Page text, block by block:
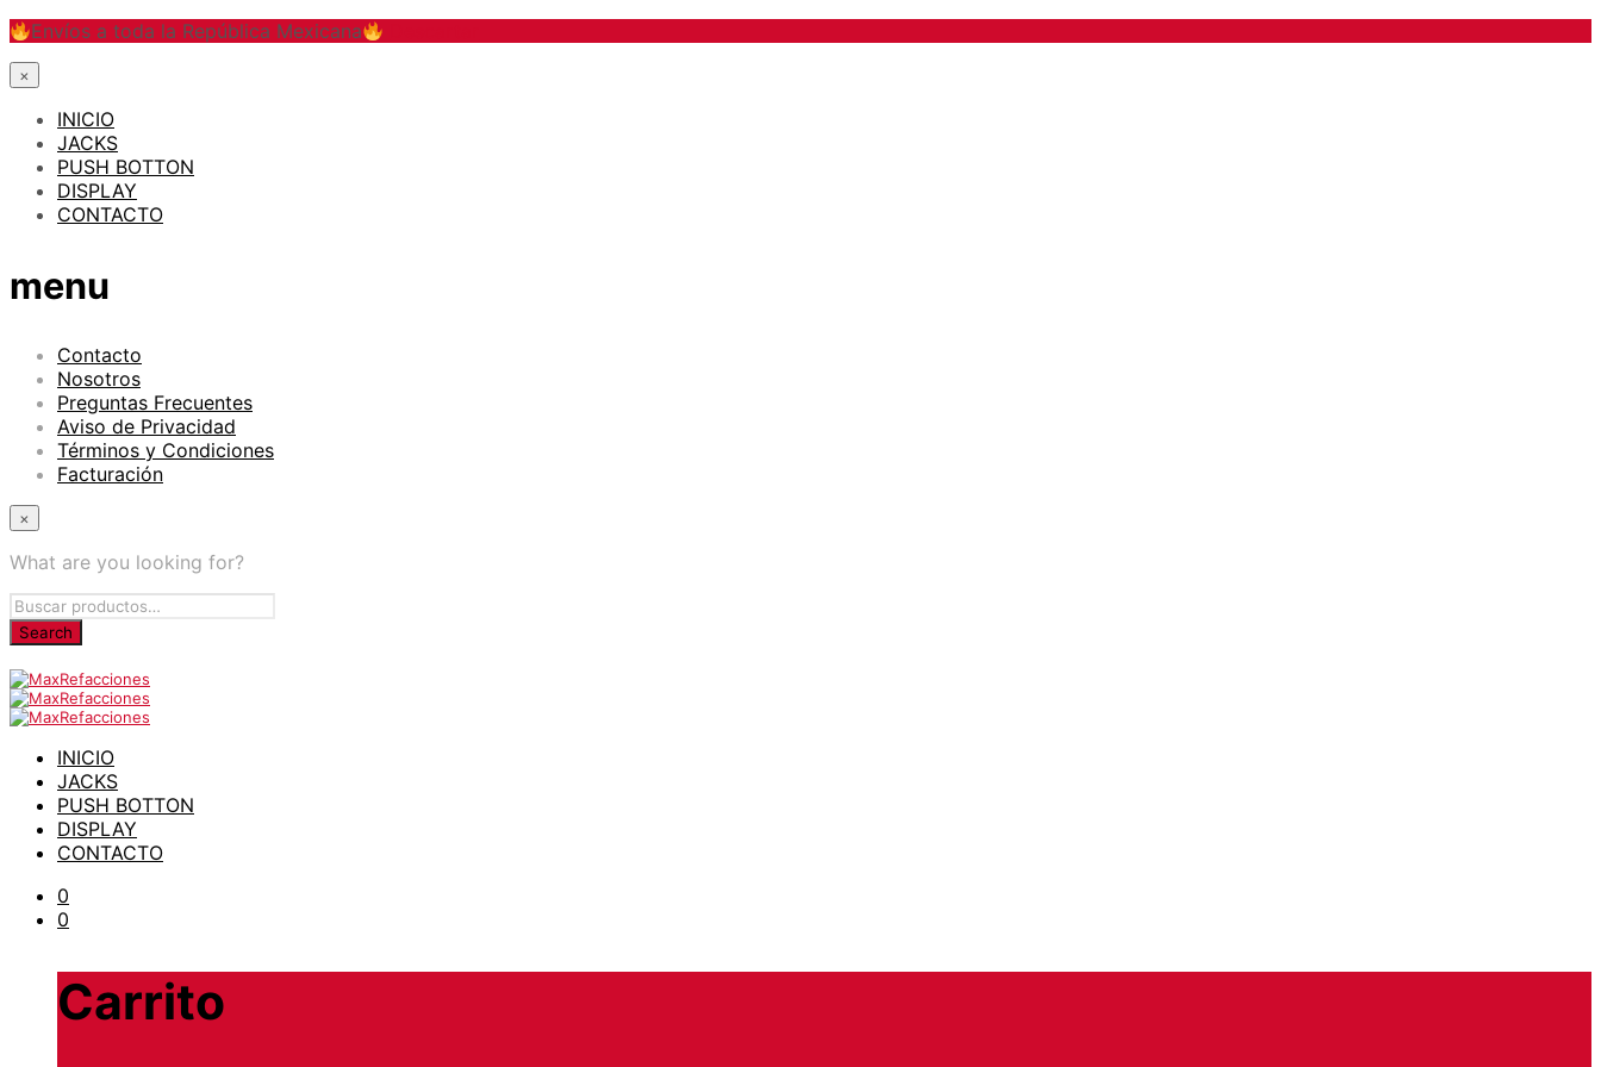
Envíos a toda la República Mexicana
×
INICIO
JACKS
PUSH BOTTON
DISPLAY
CONTACTO
menu
Contacto
Nosotros
Preguntas Frecuentes
Aviso de Privacidad
Términos y Condiciones
Facturación
×
What are you looking for?
INICIO
JACKS
PUSH BOTTON
DISPLAY
CONTACTO
0
0
Carrito